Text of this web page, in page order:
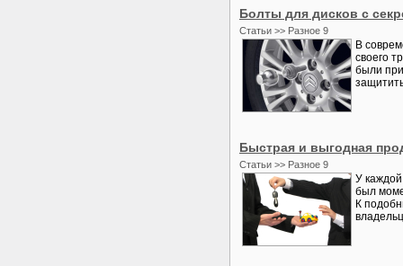
Болты для дисков с
Статьи >> Разное 9
В
своего
были
Быстрая и выгодная
Статьи >> Разное 9
У
был
К